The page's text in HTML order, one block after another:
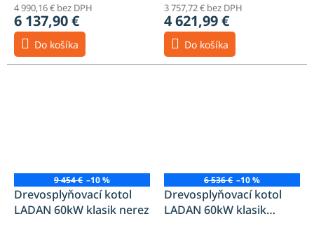
4 990,16 € bez DPH
6 137,90 €
Do košíka
3 757,72 € bez DPH
4 621,99 €
Do košíka
9 454 € –10 %
Drevosplyňovací kotol
LADAN 60kW klasik nerez
6 536 € –10 %
Drevosplyňovací kotol
LADAN 60kW klasik